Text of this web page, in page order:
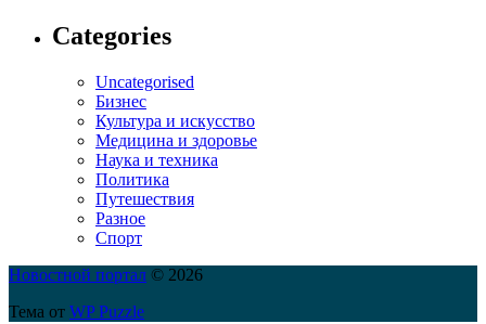
Categories
Uncategorised
Бизнес
Культура и искусство
Медицина и здоровье
Наука и техника
Политика
Путешествия
Разное
Спорт
Новостной портал © 2026
Тема от WP Puzzle